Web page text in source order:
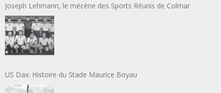
Joseph Lehmann, le mécène des Sports Réunis de Colmar
US Dax: Histoire du Stade Maurice Boyau